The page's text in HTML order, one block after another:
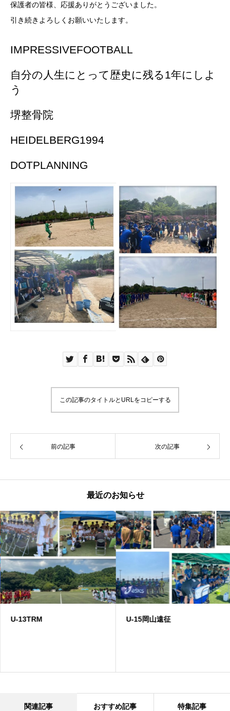
保護者の皆様、応援ありがとうございました。
引き続きよろしくお願いいたします。
IMPRESSIVEFOOTBALL
自分の人生にとって歴史に残る1年にしよ
う
堺整骨院
HEIDELBERG1994
DOTPLANNING
この記事のタイトルとURLをコピーする
前の記事 次の記事
最近のお知らせ
U-13TRM U-15岡山遠征
関連記事 おすすめ記事 特集記事